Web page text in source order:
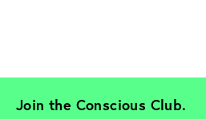
Join the Conscious Club.